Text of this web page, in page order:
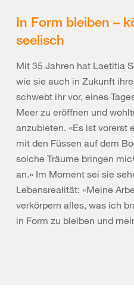
In Form bleiben –
seelisch
Mit 35 Jahren hat Laetitia
wie sie auch in Zukunft
schwebt ihr vor, eines
Meer zu eröffnen und
anzubieten. «Es ist vorerst
mit den Füssen auf dem
solche Träume bringen
an.» Im Moment sei sie
Lebensrealität: «Meine
verkörpern alles, was ich
in Form zu bleiben und